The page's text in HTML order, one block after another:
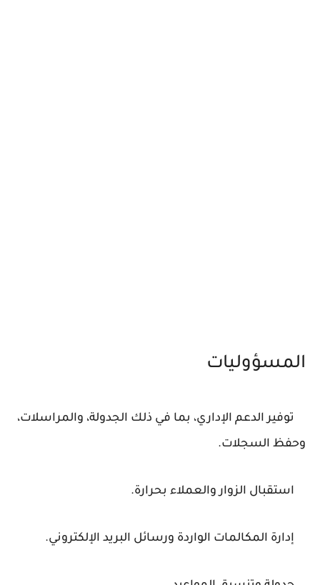
المسؤوليات
توفير الدعم الإداري، بما في ذلك الجدولة، والمراسلات،
وحفظ السجلات.
استقبال الزوار والعملاء بحرارة.
إدارة المكالمات الواردة ورسائل البريد الإلكتروني.